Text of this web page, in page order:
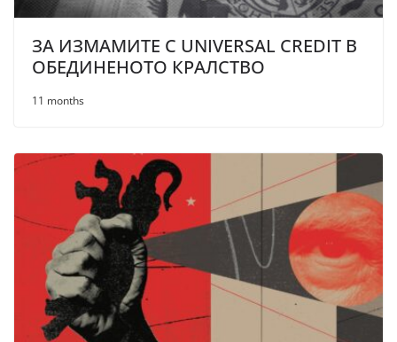
ЗА ИЗМАМИТЕ С UNIVERSAL CREDIT В
ОБЕДИНЕНОТО КРАЛСТВО
11 months